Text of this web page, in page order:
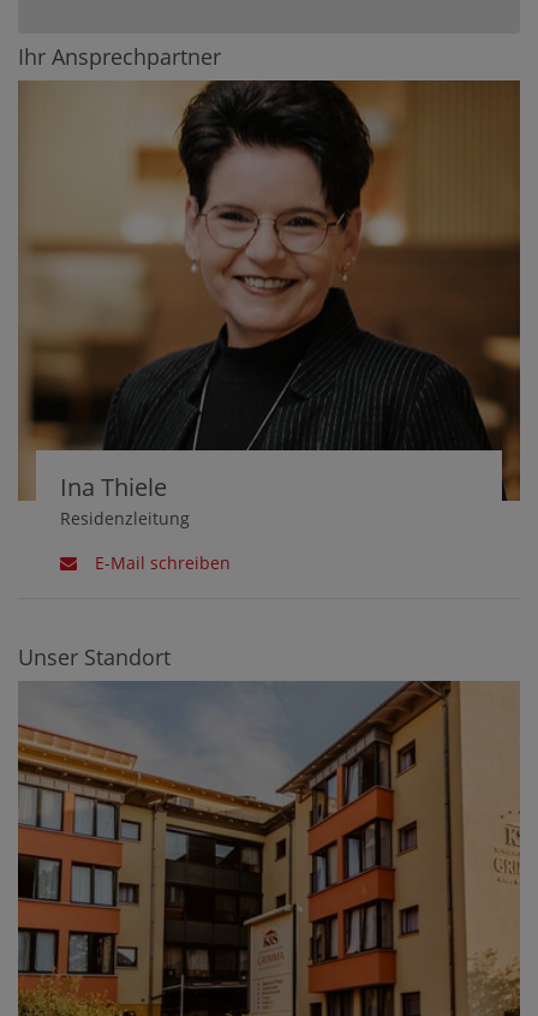
Ihr Ansprechpartner
Ina Thiele
Residenzleitung
E-Mail schreiben
Unser Standort